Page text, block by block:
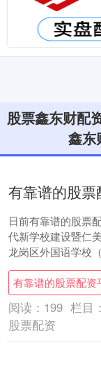
股票鑫东财配
鑫东
日前有靠谱的股票
代新学校建设暨仁
龙岗区外国语学校
业、学校、科研机
会议聚焦....
有靠谱的股票配资
阅读： 199 栏目：
股票配资